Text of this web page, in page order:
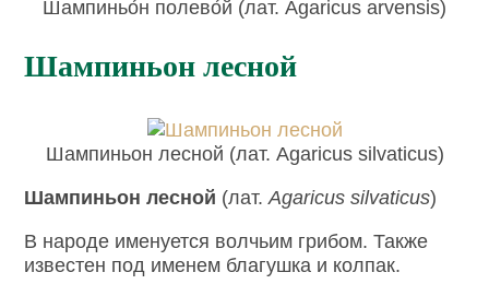
Шампиньо́н полево́й (лат. Agaricus arvensis)
Шампиньон лесной
Шампиньон лесной (лат. Agaricus silvaticus)
Шампиньон лесной (лат.Agaricus silvaticus)
В народе именуется волчьим грибом. Также
известен под именем благушка и колпак.